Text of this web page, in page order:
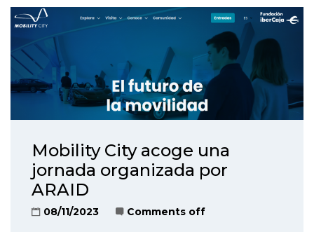
Mobility City acoge una
jornada organizada por
ARAID
08/11/2023 Comments off